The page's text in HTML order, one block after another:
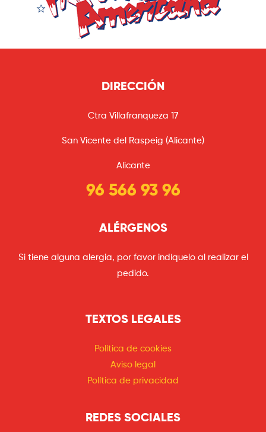
DIRECCIÓN
Ctra Villafranqueza 17
San Vicente del Raspeig (Alicante)
Alicante
96 566 93 96
ALÉRGENOS
Si tiene alguna alergia, por favor indíquelo al realizar el
pedido.
TEXTOS LEGALES
Política de cookies
Aviso legal
Política de privacidad
REDES SOCIALES